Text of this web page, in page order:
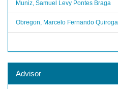
Muniz, Samuel Levy Pontes Braga
Obregon, Marcelo Fernando Quiroga
Advisor